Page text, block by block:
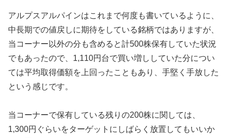
アルプスアルパインはこれまで何度も書いているように、
中長期での値戻しに期待をしている銘柄ではありますが、
当コーナー以外の分も含めると計500株保有していた状況
でもあったので、1,110円台で買い増ししていた分につい
ては平均取得価額を上回ったこともあり、手堅く手放した
という感じです。
当コーナーで保有している残りの200株に関しては、
1,300円ぐらいをターゲットにしばらく放置してもいいか